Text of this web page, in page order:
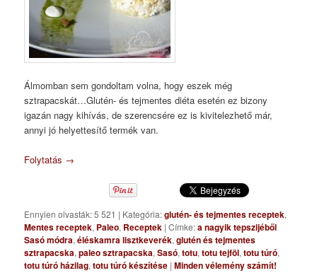
Álmomban sem gondoltam volna, hogy eszek még
sztrapacskát…Glutén- és tejmentes diéta esetén ez bizony
igazán nagy kihívás, de szerencsére ez is kivitelezhető már,
annyi jó helyettesítő termék van.
Folytatás →
Ennyien olvasták: 5 521 | Kategória:glutén- és tejmentes receptek,
Mentes receptek, Paleo, Receptek |Címke:a nagyik tepszijéből
Sasó módra,éléskamra lisztkeverék,glutén és tejmentes
sztrapacska,paleo sztrapacska,Sasó,totu,totu tejföl,totu túró,
totu túró házilag,totu túró készítése |Minden vélemény számít!